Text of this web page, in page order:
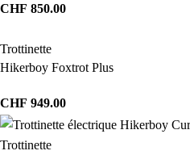
CHF 850.00
Trottinette
Hikerboy Foxtrot Plus
CHF 949.00
Trottinette